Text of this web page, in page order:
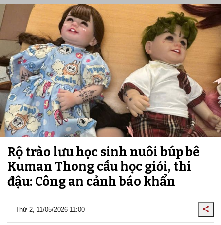
Rộ trào lưu học sinh nuôi búp bê
Kuman Thong cầu học giỏi, thi
đậu: Công an cảnh báo khẩn
Thứ 2, 11/05/2026 11:00